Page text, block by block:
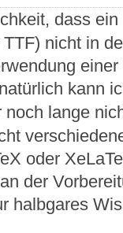
dass
TTF) nicht in
kann
noch lange
oder
der
halbgares